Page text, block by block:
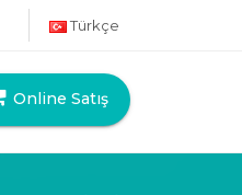
Türkçe
Online Satış